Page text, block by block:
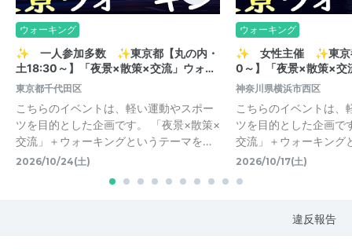
ウォーキング
✨ 一人参加多数 ✨東京都【丸の内・
土18:30～】「夜景×散策×交流」ウォ…
東京都千代田区
こちらのイベントは、軽い運動やスポー
ツを目的とした企画です。 「夜景×散策×
交流」＋ウォーキングというテーマを…
2026/10/24(土)
ウォーキング
✨ 女性主催 ✨東京
0～】「夜景×散策×交
神奈川県横浜市西区
こちらのイベントは、
ツを目的とした企画で
交流」＋ウォーキング
2026/10/17(土)
違反報告